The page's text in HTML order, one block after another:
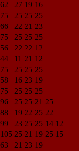
62 27 19 16
75 25 25 25
66 22 21 23
75 25 25 25
56 22 22 12
44 11 21 12
75 25 25 25
58 16 23 19
75 25 25 25
96 25 25 21 25
88 19 22 25 22
99 23 25 25 14 12
105 25 21 19 25 15
63 21 23 19